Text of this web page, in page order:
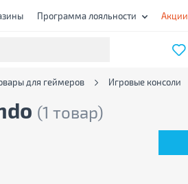
Программа лояльности Акции
для геймеров Игровые консоли
(1 товар)